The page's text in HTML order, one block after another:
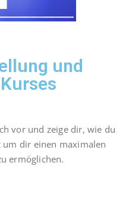
und
vor und zeige dir, wie du
um dir einen maximalen
ermöglichen.